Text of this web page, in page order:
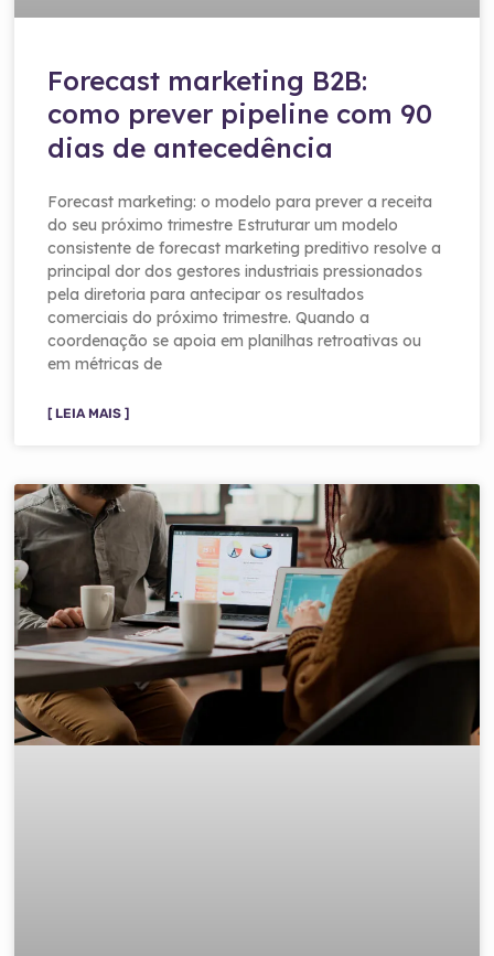
Forecast marketing B2B:
como prever pipeline com 90
dias de antecedência
Forecast marketing: o modelo para prever a receita
do seu próximo trimestre Estruturar um modelo
consistente de forecast marketing preditivo resolve a
principal dor dos gestores industriais pressionados
pela diretoria para antecipar os resultados
comerciais do próximo trimestre. Quando a
coordenação se apoia em planilhas retroativas ou
em métricas de
[ LEIA MAIS ]